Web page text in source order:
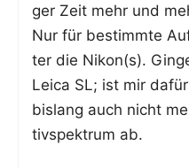
ger Zeit mehr und
Nur für bestimm­te
ter die Nikon(s).
Lei­ca SL; ist mir
bis­lang auch nicht
tiv­spek­trum ab.